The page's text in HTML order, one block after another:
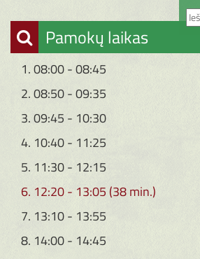
Pamokų laikas
1. 08:00 - 08:45
2. 08:50 - 09:35
3. 09:45 - 10:30
4. 10:40 - 11:25
5. 11:30 - 12:15
6. 12:20 - 13:05 (38 min.)
7. 13:10 - 13:55
8. 14:00 - 14:45